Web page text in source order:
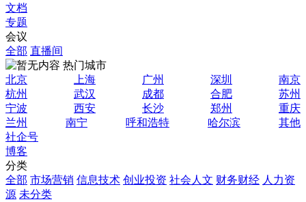
文档
专题
会议
全部 直播间
热门城市
北京
上海 广州 深圳
南京
杭州
武汉 成都 合肥
苏州
宁波
西安 长沙 郑州
重庆
兰州
南宁 呼和浩特 哈尔滨
其他
社企号
博客
分类
全部 市场营销 信息技术 创业投资 社会人文 财务财经 人力资
源 未分类